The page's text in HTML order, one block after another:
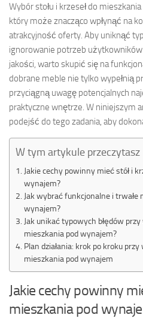
Wybór stołu i krzeseł do
który może znacząco wpłynąć na
atrakcyjność oferty. Aby uniknąć
ignorowanie potrzeb
jakości, warto skupić się na
dobrane meble nie tylko wypełnią
przyciągną uwagę potencjalnych
praktyczne wnętrze. W niniejszym
podejść do tego zadania, aby
W tym artykule przeczytasz
Jakie cechy powinny mieć stół i
wynajem?
Jak wybrać funkcjonalne i trwałe
wynajem?
Jak unikać typowych błędów przy
mieszkania pod wynajem?
Plan działania: krok po kroku
mieszkania pod wynajem
Jakie cechy powinny
mieszkania pod